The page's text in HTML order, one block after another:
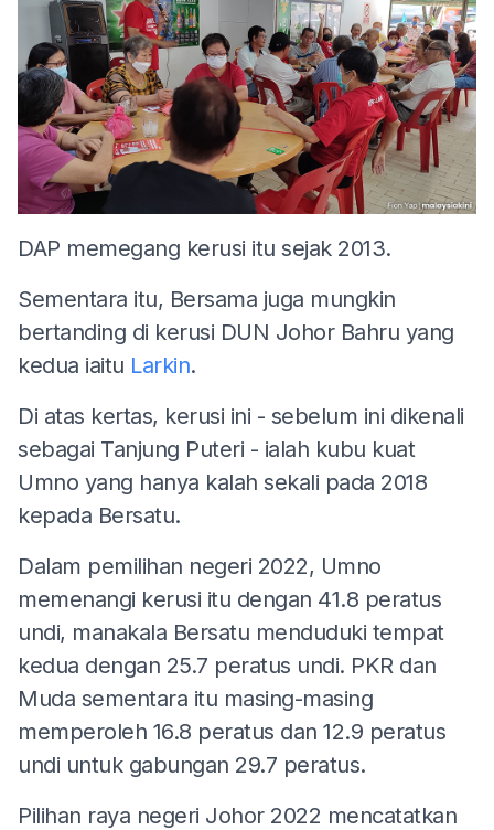
DAP memegang kerusi itu sejak 2013.
Sementara itu, Bersama juga mungkin
bertanding di kerusi DUN Johor Bahru yang
kedua iaitu Larkin.
Di atas kertas, kerusi ini - sebelum ini dikenali
sebagai Tanjung Puteri - ialah kubu kuat
Umno yang hanya kalah sekali pada 2018
kepada Bersatu.
Dalam pemilihan negeri 2022, Umno
memenangi kerusi itu dengan 41.8 peratus
undi, manakala Bersatu menduduki tempat
kedua dengan 25.7 peratus undi. PKR dan
Muda sementara itu masing-masing
memperoleh 16.8 peratus dan 12.9 peratus
undi untuk gabungan 29.7 peratus.
Pilihan raya negeri Johor 2022 mencatatkan